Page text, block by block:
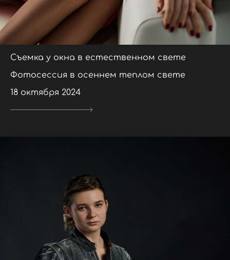
Съемка у окна в естественном свете
Фотосессия в осеннем теплом свете
18 октября 2024